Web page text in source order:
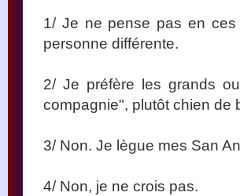
1/ Je ne pense pas en ces
personne différente.
2/ Je préfère les grands
compagnie", plutôt chien de
3/ Non. Je lègue mes San
4/ Non, je ne crois pas.